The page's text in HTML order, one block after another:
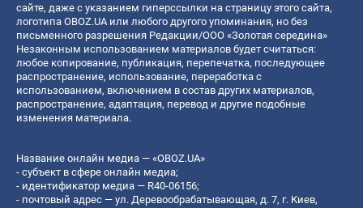
сайте, даже с указанием гиперссылки на страницу этого сайта,
логотипа OBOZ.UA или любого другого упоминания, но без
письменного разрешения Редакции/ООО «Золотая середина»
Незаконным использованием материалов будет считаться:
любое копирование, публикация, перепечатка, последующее
распространение, использование, переработка с
использованием, включением в состав других материалов,
распространение, адаптация, перевод и другие подобные
изменения материала.
Название онлайн медиа — «OBOZ.UA»
- субъект в сфере онлайн медиа;
- идентификатор медиа — R40-06156;
- почтовый адрес — ул. Деревообрабатывающая, д. 7, г. Киев,